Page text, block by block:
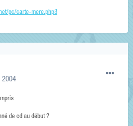
pc/carte-mere.php3
2004
de cd au début ?